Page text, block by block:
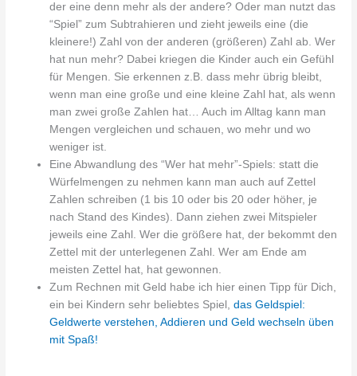
der eine denn mehr als der andere? Oder man nutzt das
“Spiel” zum Subtrahieren und zieht jeweils eine (die
kleinere!) Zahl von der anderen (größeren) Zahl ab. Wer
hat nun mehr? Dabei kriegen die Kinder auch ein Gefühl
für Mengen. Sie erkennen z.B. dass mehr übrig bleibt,
wenn man eine große und eine kleine Zahl hat, als wenn
man zwei große Zahlen hat… Auch im Alltag kann man
Mengen vergleichen und schauen, wo mehr und wo
weniger ist.
Eine Abwandlung des “Wer hat mehr”-Spiels: statt die
Würfelmengen zu nehmen kann man auch auf Zettel
Zahlen schreiben (1 bis 10 oder bis 20 oder höher, je
nach Stand des Kindes). Dann ziehen zwei Mitspieler
jeweils eine Zahl. Wer die größere hat, der bekommt den
Zettel mit der unterlegenen Zahl. Wer am Ende am
meisten Zettel hat, hat gewonnen.
Zum Rechnen mit Geld habe ich hier einen Tipp für Dich,
ein bei Kindern sehr beliebtes Spiel,das Geldspiel:
Geldwerte verstehen, Addieren und Geld wechseln üben
mit Spaß!